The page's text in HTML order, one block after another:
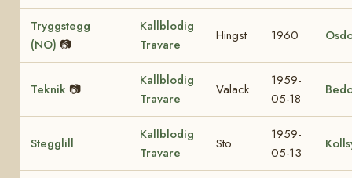
Tryggstegg
(NO) 📷
Kallblodig
Travare
Hingst 1960
Teknik 📷
Kallblodig
Travare
Valack
1959-
05-18
Stegglill
Kallblodig
Travare
Sto
1959-
05-13